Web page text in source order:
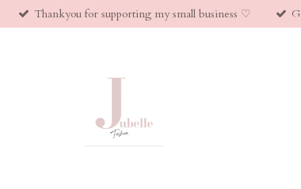
Thankyou for supporting my small business ♡︎